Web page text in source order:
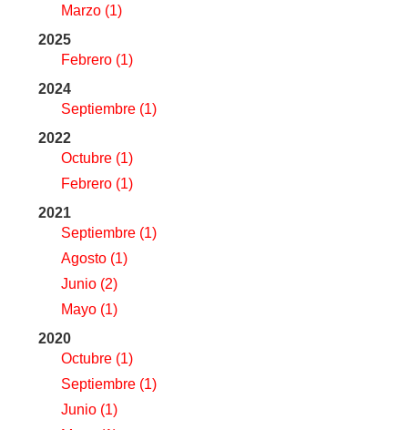
Marzo (1)
2025
Febrero (1)
2024
Septiembre (1)
2022
Octubre (1)
Febrero (1)
2021
Septiembre (1)
Agosto (1)
Junio (2)
Mayo (1)
2020
Octubre (1)
Septiembre (1)
Junio (1)